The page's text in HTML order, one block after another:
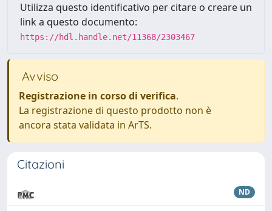
Utilizza questo identificativo per citare o creare un
link a questo documento:
https://hdl.handle.net/11368/2303467
Avviso
Registrazione in corso di verifica.
La registrazione di questo prodotto non è
ancora stata validata in ArTS.
Citazioni
ND